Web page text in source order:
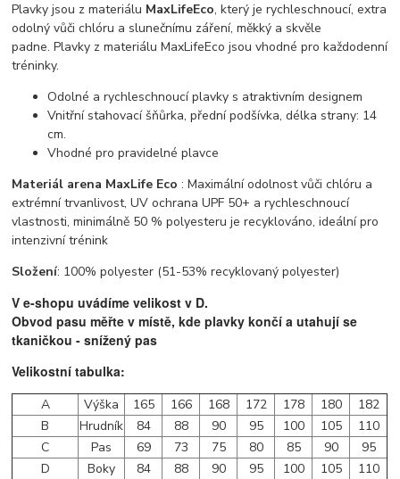
Plavky jsou z materiálu MaxLifeEco, který je rychleschnoucí, extra
odolný vůči chlóru a slunečnímu záření, měkký a skvěle
padne. Plavky z materiálu MaxLifeEco jsou vhodné pro každodenní
tréninky.
Odolné a rychleschnoucí plavky s atraktivním designem
Vnitřní stahovací šňůrka, přední podšívka, délka strany: 14
cm.
Vhodné pro pravidelné plavce
Materiál arena MaxLife Eco: Maximální odolnost vůči chlóru a
extrémní trvanlivost, UV ochrana UPF 50+ a rychleschnoucí
vlastnosti, minimálně 50 % polyesteru je recyklováno, ideální pro
intenzivní trénink
Složení: 100% polyester (51-53% recyklovaný polyester)
V e-shopu uvádíme velikost v D.
Obvod pasu měřte v místě, kde plavky končí a utahují se
tkaničkou - snížený pas
Velikostní tabulka:
A Výška 165 166 168 172 178 180
182
B
Hrudník 84 88 90 95 100 105
110
C
Pas 69 73 75 80 85 90
95
D
Boky 84 88 90 95 100 105
110